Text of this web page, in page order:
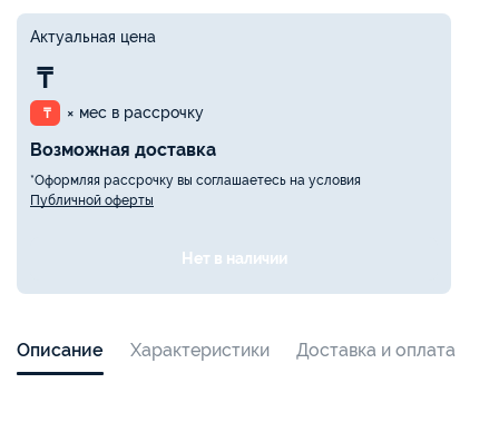
Актуальная цена
₸
₸ × мес в рассрочку
Возможная доставка
*Оформляя рассрочку вы соглашаетесь на условия
Публичной оферты
Нет в наличии
Описание Характеристики Доставка и оплата